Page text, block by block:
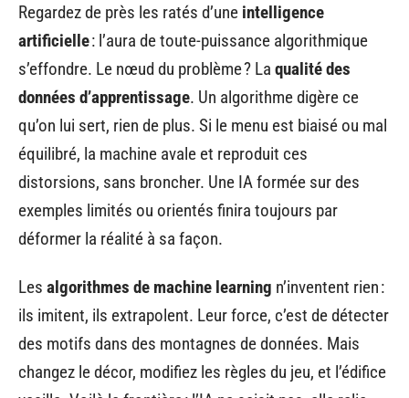
Regardez de près les ratés d’une intelligence
artificielle: l’aura de toute-puissance algorithmique
s’effondre. Le nœud du problème ? La qualité des
données d’apprentissage. Un algorithme digère ce
qu’on lui sert, rien de plus. Si le menu est biaisé ou mal
équilibré, la machine avale et reproduit ces
distorsions, sans broncher. Une IA formée sur des
exemples limités ou orientés finira toujours par
déformer la réalité à sa façon.
Les algorithmes de machine learning n’inventent rien :
ils imitent, ils extrapolent. Leur force, c’est de détecter
des motifs dans des montagnes de données. Mais
changez le décor, modifiez les règles du jeu, et l’édifice